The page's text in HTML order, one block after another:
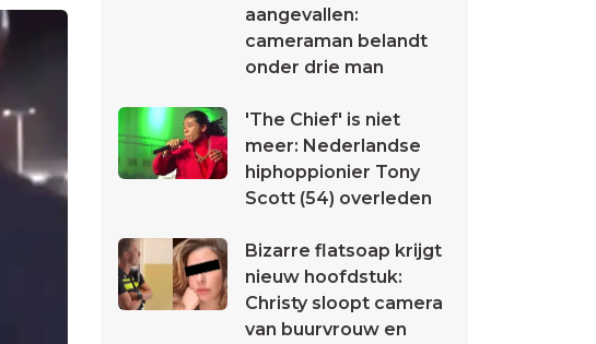
aangevallen:
cameraman belandt
onder drie man
'The Chief' is niet
meer: Nederlandse
hiphoppionier Tony
Scott (54) overleden
Bizarre flatsoap krijgt
nieuw hoofdstuk:
Christy sloopt camera
van buurvrouw en